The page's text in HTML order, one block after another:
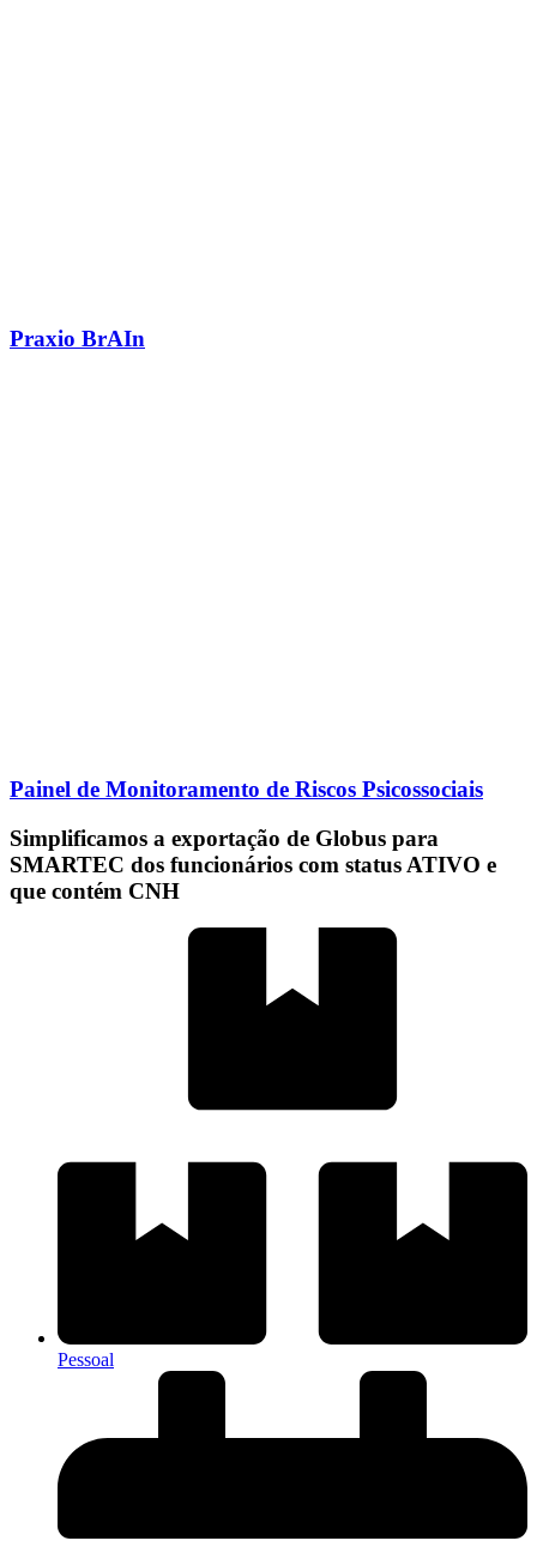
Praxio BrAIn
Painel de Monitoramento de Riscos Psicossociais
Simplificamos a exportação de Globus para
SMARTEC dos funcionários com status ATIVO e
que contém CNH
Pessoal